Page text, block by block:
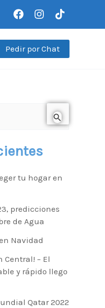
Pedir por Chat
tu hogar en
predicciones
de Agua
Navidad
Central! – El
y rápido llego
Qatar 2022